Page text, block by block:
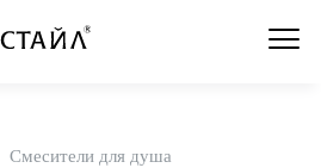
Смесители для душа